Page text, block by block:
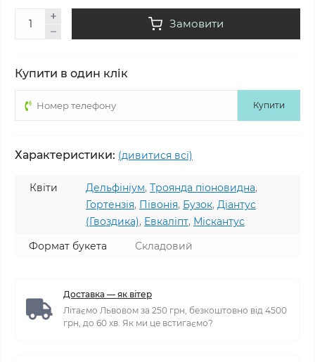
Замовити
Купити в один клік
Купити
Характеристики: (дивитися всі)
Квіти Дельфініум, Троянда піоновидна,
Гортензія, Півонія, Бузок, Діантус
(Гвоздика), Евкаліпт, Міскантус
Формат букета
Складовий
Доставка — як вітер
Літаємо Львовом за 250 грн, безкоштовно від 4500
грн, до 60 хв. Як ми це встигаємо?